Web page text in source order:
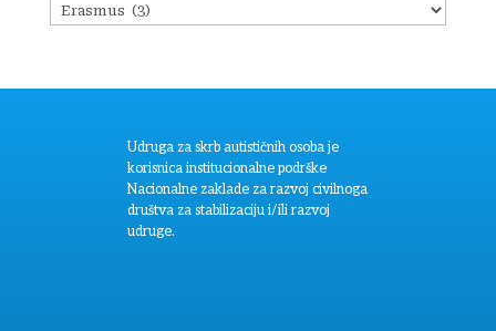
Udruga za skrb autističnih osoba je
korisnica institucionalne podrške
Nacionalne zaklade za razvoj civilnoga
društva za stabilizaciju i/ili razvoj
udruge.